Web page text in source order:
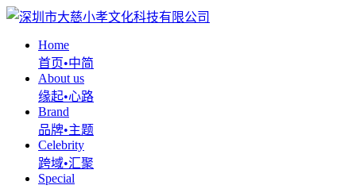
Home
首页•中简
About us
缘起•心路
Brand
品牌•主题
Celebrity
跨域•汇聚
Special